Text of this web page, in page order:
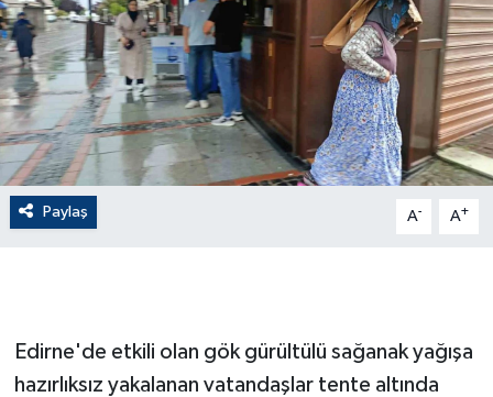
Paylaş A- A+
Edirne'de etkili olan gök gürültülü sağanak yağışa
hazırlıksız yakalanan vatandaşlar tente altında
EĞİTİM
EKONOMİ
English News
Finans
Flaş Haber
GENEL